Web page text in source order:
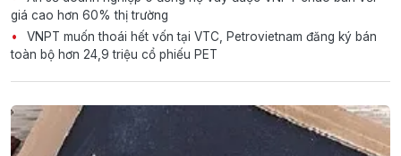
giá cao hơn 60% thị trường
VNPT muốn thoái hết vốn tại VTC, Petrovietnam đăng ký bán
toàn bộ hơn 24,9 triệu cổ phiếu PET